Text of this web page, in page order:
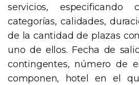
servicios, especificando
categorías, calidades,
de la cantidad de plazas
uno de ellos. Fecha de
contingentes, número de
componen, hotel en el